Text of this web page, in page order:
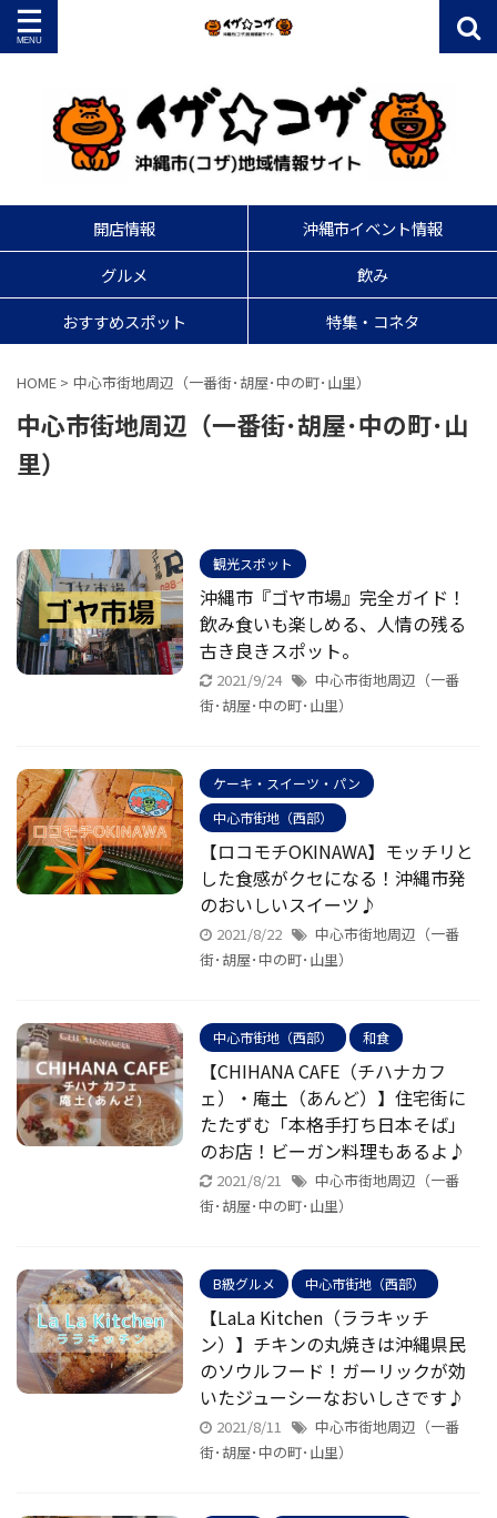
開店情報
沖縄市イベント情報
グルメ
飲み
おすすめスポット
特集・コネタ
HOME > 中心市街地周辺（一番街･胡屋･中の町･山里）
中心市街地周辺（一番街･胡屋･中の町･山
里）
観光スポット
沖縄市『ゴヤ市場』完全ガイド！
飲み食いも楽しめる、人情の残る
古き良きスポット。
2021/9/24
中心市街地周辺（一番
街･胡屋･中の町･山里）
ケーキ・スイーツ・パン
中心市街地（西部）
【ロコモチOKINAWA】モッチリと
した食感がクセになる！沖縄市発
のおいしいスイーツ♪
2021/8/22
中心市街地周辺（一番
街･胡屋･中の町･山里）
中心市街地（西部） 和食
【CHIHANA CAFE（チハナカフ
ェ）・庵土（あんど）】住宅街に
たたずむ「本格手打ち日本そば」
のお店！ビーガン料理もあるよ♪
2021/8/21
中心市街地周辺（一番
街･胡屋･中の町･山里）
B級グルメ 中心市街地（西部）
【LaLa Kitchen（ララキッチ
ン）】チキンの丸焼きは沖縄県民
のソウルフード！ガーリックが効
いたジューシーなおいしさです♪
2021/8/11
中心市街地周辺（一番
街･胡屋･中の町･山里）